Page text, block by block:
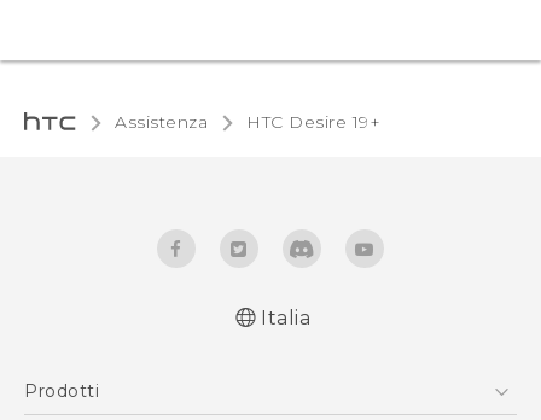
Assistenza ‎HTC Desire 19+‎‎
Italia
Prodotti